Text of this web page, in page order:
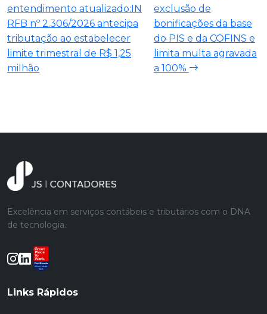
entendimento atualizado:IN
RFB nº 2.306/2026 antecipa
tributação ao estabelecer
limite trimestral de R$ 1,25
milhão
exclusão de
bonificações da base
do PIS e da COFINS e
limita multa agravada
a 100%
Excelência em serviços contábeis e tributários com o DNA
de tecnologia.
Links Rápidos